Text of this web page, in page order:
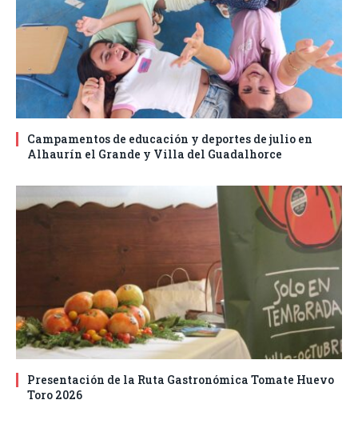
Campamentos de educación y deportes de julio en
Alhaurín el Grande y Villa del Guadalhorce
Presentación de la Ruta Gastronómica Tomate Huevo
Toro 2026